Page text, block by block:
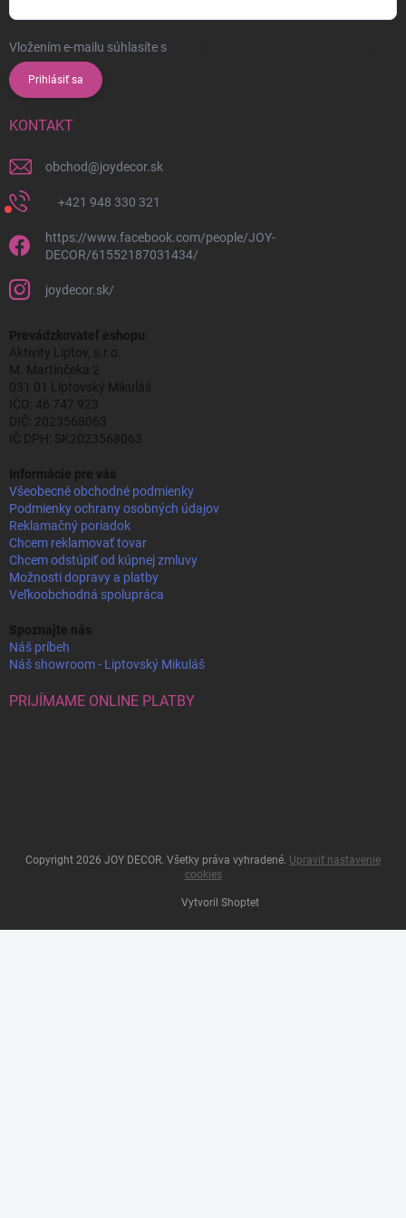
Vložením e-mailu súhlasíte s
Prihlásiť sa
KONTAKT
obchod@joydecor.sk
+421 948 330 321
https://www.facebook.com/people/JOY-
DECOR/61552187031434/
joydecor.sk/
Prevádzkovateľ eshopu
Aktivity Liptov, s.r.o.
M. Martinčeka 2
031 01 Liptovský Mikuláš
IČO: 46 747 923
DIČ: 2023568063
IČ DPH: SK2023568063
Informácie pre vás
Všeobecné obchodné podmienky
Podmienky ochrany osobných údajov
Reklamačný poriadok
Chcem reklamovať tovar
Chcem odstúpiť od kúpnej zmluvy
Možnosti dopravy a platby
Veľkoobchodná spolupráca
Spoznajte nás
Náš príbeh
Náš showroom - Liptovský Mikuláš
PRIJÍMAME ONLINE PLATBY
Vytvoril Shoptet
Copyright 2026 JOY DECOR . Všetky práva vyhradené. Upraviť nastavenie
cookies